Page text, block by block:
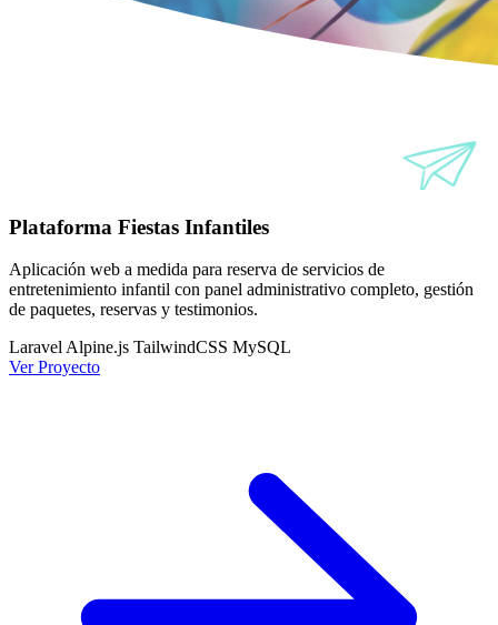
Plataforma Fiestas Infantiles
Aplicación web a medida para reserva de servicios de
entretenimiento infantil con panel administrativo completo, gestión
de paquetes, reservas y testimonios.
Laravel Alpine.js TailwindCSS MySQL
Ver Proyecto